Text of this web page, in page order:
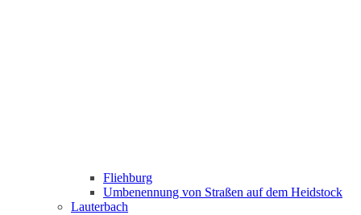
Fliehburg
Umbenennung von Straßen auf dem Heidstock
Lauterbach